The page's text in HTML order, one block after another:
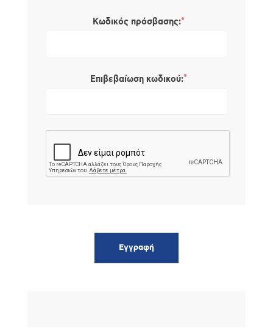
Κωδικός πρόσβασης:*
Επιβεβαίωση κωδικού:*